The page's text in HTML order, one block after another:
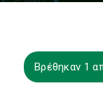
Βρέθηκαν 1